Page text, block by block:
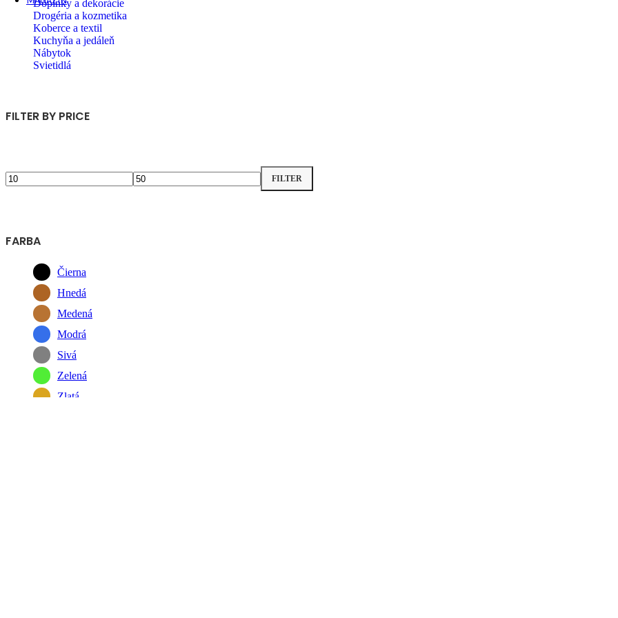
Doplnky a dekorácie
Drogéria a kozmetika
Koberce a textil
Kuchyňa a jedáleň
Nábytok
Svietidlá
FILTER BY PRICE
Minimálna
Maximálna
FILTER
FARBA
Čierna
Hnedá
Medená
Modrá
Sivá
Zelená
Zlatá